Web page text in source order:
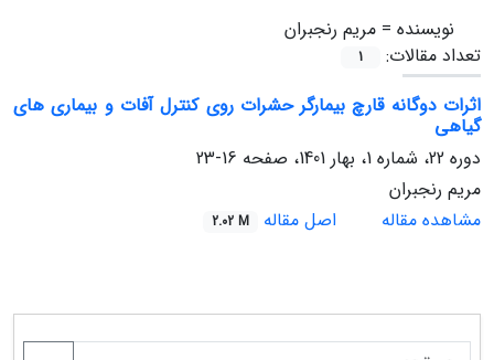
نویسنده = مریم رنجبران
تعداد مقالات:
1
اثرات دوگانه قارچ بیمارگر حشرات روی کنترل آفات و بیماری های
گیاهی
دوره 22، شماره 1، بهار 1401، صفحه
16-23
مریم رنجبران
مشاهده مقاله
اصل مقاله 2.02 M